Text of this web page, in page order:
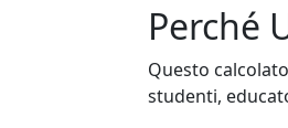
Perché
Questo
studenti,